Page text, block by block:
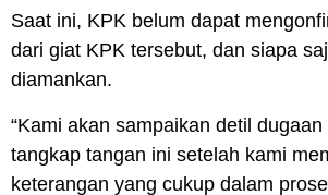
Saat ini, KPK belum dapat
dari giat KPK tersebut, dan siapa
diamankan.
“Kami akan sampaikan detil
tangkap tangan ini setelah kami
keterangan yang cukup dalam